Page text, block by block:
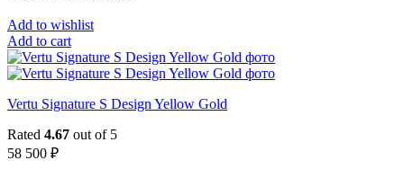
Add to wishlist
Add to cart
Vertu Signature S Design Yellow Gold
Rated 4.67 out of 5
58 500 ₽